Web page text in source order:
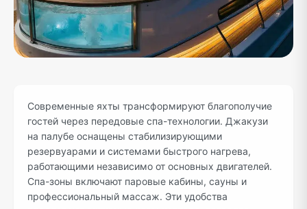
Современные яхты трансформируют благополучие
гостей через передовые спа-технологии. Джакузи
на палубе оснащены стабилизирующими
резервуарами и системами быстрого нагрева,
работающими независимо от основных двигателей.
Спа-зоны включают паровые кабины, сауны и
профессиональный массаж. Эти удобства